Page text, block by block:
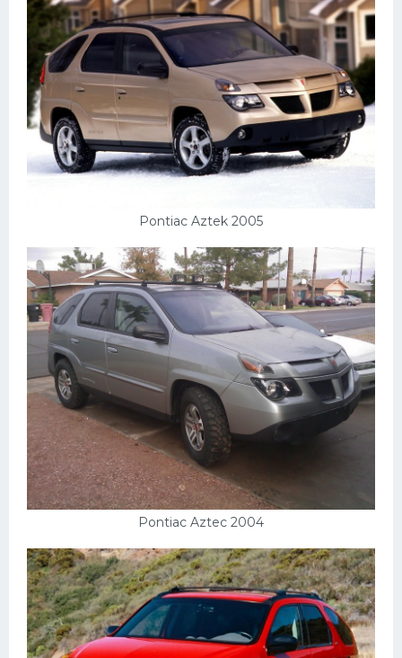
Pontiac Aztek 2005
Pontiac Aztec 2004